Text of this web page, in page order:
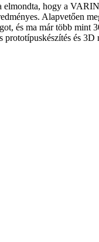
elmondta, hogy a
Alapvetően
és ma már több mint
és 3D